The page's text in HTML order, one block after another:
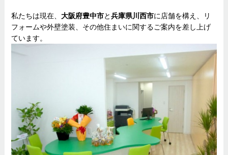
私たちは現在、 大阪府豊中市と兵庫県川西市に店舗を構え、リ
フォームや外壁塗装、その他住まいに関するご案内を差し上げ
ています。